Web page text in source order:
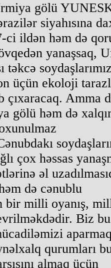
gölü
siyahısına
ci ildən həm də
yanaşsaq,
təkcə
üçün ekoloji
çıxaracaq. Amma
gölü həm də
çox həssas
əl
də cənublu
bir milli oyanış,
Biz bu
qurumları
almaq üçün